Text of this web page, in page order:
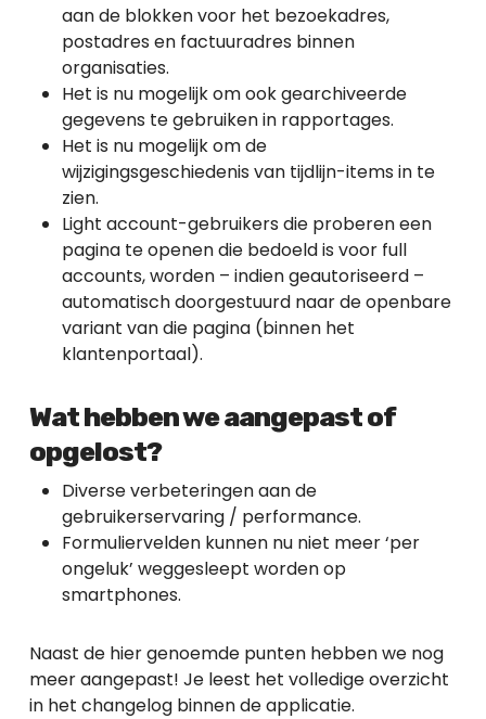
aan de blokken voor het bezoekadres,
postadres en factuuradres binnen
organisaties.
Het is nu mogelijk om ook gearchiveerde
gegevens te gebruiken in rapportages.
Het is nu mogelijk om de
wijzigingsgeschiedenis van tijdlijn-items in te
zien.
Light account-gebruikers die proberen een
pagina te openen die bedoeld is voor full
accounts, worden – indien geautoriseerd –
automatisch doorgestuurd naar de openbare
variant van die pagina (binnen het
klantenportaal).
Wat hebben we aangepast of
opgelost?
Diverse verbeteringen aan de
gebruikerservaring / performance.
Formuliervelden kunnen nu niet meer ‘per
ongeluk’ weggesleept worden op
smartphones.
Naast de hier genoemde punten hebben we nog
meer aangepast! Je leest het volledige overzicht
in het changelog binnen de applicatie.